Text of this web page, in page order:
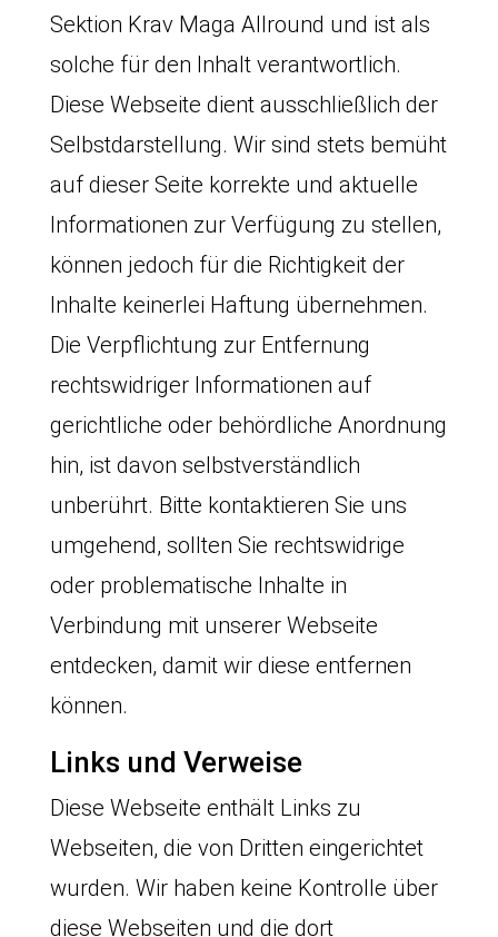
Sektion Krav Maga Allround und ist als
solche für den Inhalt verantwortlich.
Diese Webseite dient ausschließlich der
Selbstdarstellung. Wir sind stets bemüht
auf dieser Seite korrekte und aktuelle
Informationen zur Verfügung zu stellen,
können jedoch für die Richtigkeit der
Inhalte keinerlei Haftung übernehmen.
Die Verpflichtung zur Entfernung
rechtswidriger Informationen auf
gerichtliche oder behördliche Anordnung
hin, ist davon selbstverständlich
unberührt. Bitte kontaktieren Sie uns
umgehend, sollten Sie rechtswidrige
oder problematische Inhalte in
Verbindung mit unserer Webseite
entdecken, damit wir diese entfernen
können.
Links und Verweise
Diese Webseite enthält Links zu
Webseiten, die von Dritten eingerichtet
wurden. Wir haben keine Kontrolle über
diese Webseiten und die dort